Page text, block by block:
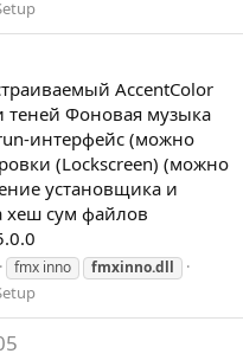
AccentColor
теней Фоновая музыка
интерфейс (можно
(Lockscreen) (можно
установщика и
хеш сум файлов
fmx inno fmxinno.dll